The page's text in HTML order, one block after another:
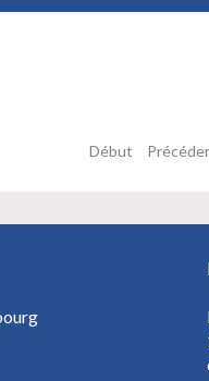
Début